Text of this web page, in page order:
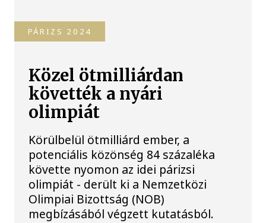
PÁRIZS 2024
Közel ötmilliárdan
követték a nyári
olimpiát
Körülbelül ötmilliárd ember, a
potenciális közönség 84 százaléka
követte nyomon az idei párizsi
olimpiát - derült ki a Nemzetközi
Olimpiai Bizottság (NOB)
megbízásából végzett kutatásból.